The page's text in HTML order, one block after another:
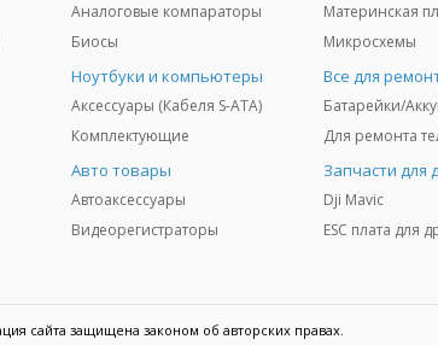
Аналоговые компараторы
Биосы
Микросхемы
Ноутбуки и компьютеры
Аксессуары (Кабеля S-ATA)
Комплектующие
Все для
Батарейки/
Для ремонта
Авто товары
Автоаксессуары
Видеорегистраторы
Запчасти для
Dji Mavic
ESC плата для
сайта защищена законом об авторских правах.